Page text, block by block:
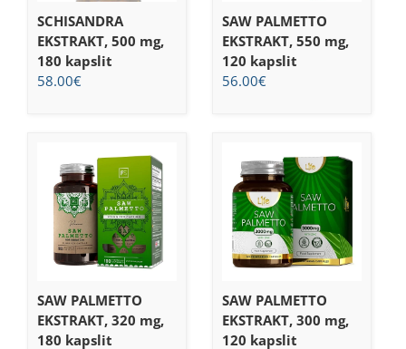
SCHISANDRA
EKSTRAKT, 500 mg,
180 kapslit
58.00€
SAW PALMETTO
EKSTRAKT, 550 mg,
120 kapslit
56.00€
SAW PALMETTO
EKSTRAKT, 320 mg,
180 kapslit
SAW PALMETTO
EKSTRAKT, 300 mg,
120 kapslit